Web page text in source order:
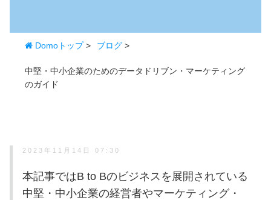
Domoトップ> ブログ >
中堅・中小企業のためのデータドリブン・マーケティング
のガイド
2023年11月14日 07:30
本記事ではB to Bのビジネスを展開されている
中堅・中小企業の経営者やマーケティング・